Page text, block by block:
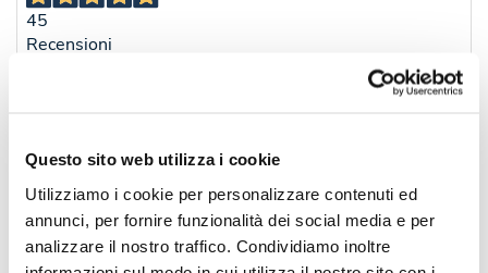
Questo sito web utilizza i cookie
Utilizziamo i cookie per personalizzare contenuti ed
annunci, per fornire funzionalità dei social media e per
analizzare il nostro traffico. Condividiamo inoltre
45
Recensioni
Pezzi 50 -
Pezzi 100 -13% € 2,67
Pezzi 300 -20% € 2,48